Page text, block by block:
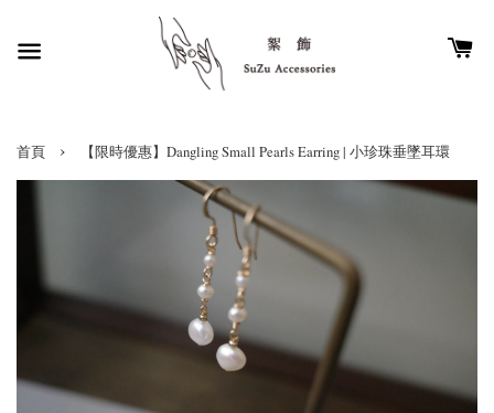
首頁 › 【限時優惠】Dangling Small Pearls Earring | 小珍珠垂墜耳環